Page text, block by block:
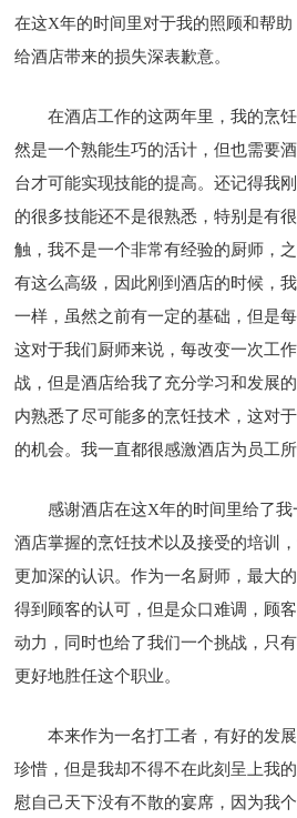
在这X年的时间里对于我的照顾和帮
给酒店带来的损失深表歉意。
在酒店工作的这两年里，我的烹
然是一个熟能生巧的活计，但也需要
台才可能实现技能的提高。还记得我
的很多技能还不是很熟悉，特别是有
触，我不是一个非常有经验的厨师，
有这么高级，因此刚到酒店的时候，
一样，虽然之前有一定的基础，但是
这对于我们厨师来说，每改变一次工
战，但是酒店给我了充分学习和发展
内熟悉了尽可能多的烹饪技术，这对
的机会。我一直都很感激酒店为员工所
感谢酒店在这X年的时间里给了
酒店掌握的烹饪技术以及接受的培训
更加深的认识。作为一名厨师，最大
得到顾客的认可，但是众口难调，顾
动力，同时也给了我们一个挑战，只
更好地胜任这个职业。
本来作为一名打工者，有好的发
珍惜，但是我却不得不在此刻呈上我
慰自己天下没有不散的宴席，因为我